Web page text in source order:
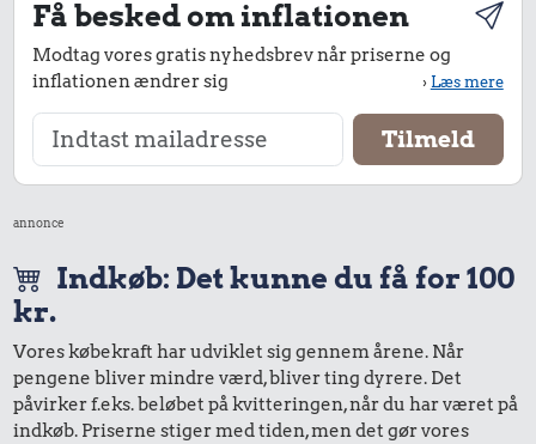
Få besked om inflationen
Modtag vores gratis nyhedsbrev når priserne og
inflationen ændrer sig
›Læs mere
annonce
Indkøb: Det kunne du få for 100
kr.
Vores købekraft har udviklet sig gennem årene. Når
pengene bliver mindre værd, bliver ting dyrere. Det
påvirker f.eks. beløbet på kvitteringen, når du har været på
indkøb. Priserne stiger med tiden, men det gør vores